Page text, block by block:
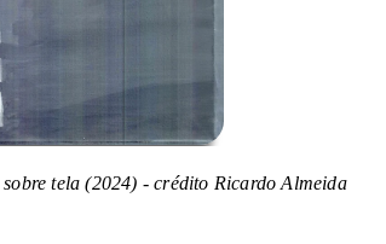
tela (2024) - crédito Ricardo Almeida